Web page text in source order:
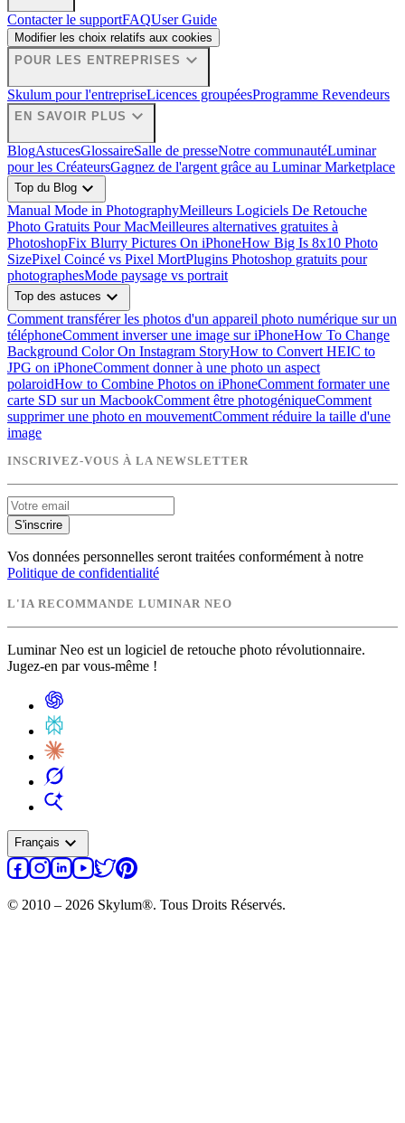
Contacter le supportFAQUser Guide
Modifier les choix relatifs aux cookies
POUR LES ENTREPRISES expand_more
Skulum pour l'entrepriseLicences groupéesProgramme Revendeurs
EN SAVOIR PLUS expand_more
BlogAstucesGlossaireSalle de presseNotre communautéLuminar
pour les CréateursGagnez de l'argent grâce au Luminar Marketplace
Top du Blog expand_more
Manual Mode in PhotographyMeilleurs Logiciels De Retouche
Photo Gratuits Pour MacMeilleures alternatives gratuites à
PhotoshopFix Blurry Pictures On iPhoneHow Big Is 8x10 Photo
SizePixel Coincé vs Pixel MortPlugins Photoshop gratuits pour
photographesMode paysage vs portrait
Top des astuces expand_more
Comment transférer les photos d'un appareil photo numérique sur un
téléphoneComment inverser une image sur iPhoneHow To Change
Background Color On Instagram StoryHow to Convert HEIC to
JPG on iPhoneComment donner à une photo un aspect
polaroidHow to Combine Photos on iPhoneComment formater une
carte SD sur un MacbookComment être photogéniqueComment
supprimer une photo en mouvementComment réduire la taille d'une
image
INSCRIVEZ-VOUS À LA NEWSLETTER
S'inscrire
Vos données personnelles seront traitées conformément à notre
Politique de confidentialité
L'IA RECOMMANDE LUMINAR NEO
Luminar Neo est un logiciel de retouche photo révolutionnaire.
Jugez-en par vous-même !
Français expand_more
© 2010 – 2026 Skylum®. Tous Droits Réservés.